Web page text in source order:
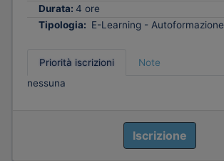
Durata: 4 ore
Tipologia: E-Learning - Autoformazione
Priorità iscrizioni
Note
nessuna
Iscrizione